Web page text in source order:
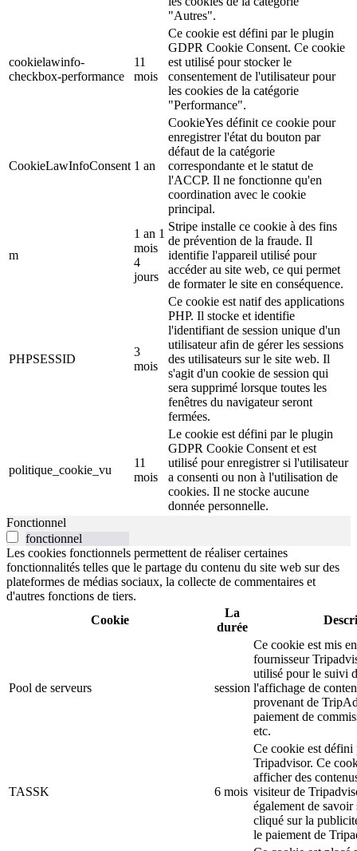
"Autres".
cookielawinfo-
checkbox-performance
11
mois
Ce cookie est défini par le plugin
GDPR Cookie Consent. Ce cookie
est utilisé pour stocker le
consentement de l'utilisateur pour
les cookies de la catégorie
"Performance".
CookieLawInfoConsent 1 an
CookieYes définit ce cookie pour
enregistrer l'état du bouton par
défaut de la catégorie
correspondante et le statut de
l'ACCP. Il ne fonctionne qu'en
coordination avec le cookie
principal.
m
1 an 1
mois
4
jours
Stripe installe ce cookie à des fins
de prévention de la fraude. Il
identifie l'appareil utilisé pour
accéder au site web, ce qui permet
de formater le site en conséquence.
PHPSESSID
3
mois
Ce cookie est natif des applications
PHP. Il stocke et identifie
l'identifiant de session unique d'un
utilisateur afin de gérer les sessions
des utilisateurs sur le site web. Il
s'agit d'un cookie de session qui
sera supprimé lorsque toutes les
fenêtres du navigateur seront
fermées.
politique_cookie_vu
11
mois
Le cookie est défini par le plugin
GDPR Cookie Consent et est
utilisé pour enregistrer si l'utilisateur
a consenti ou non à l'utilisation de
cookies. Il ne stocke aucune
donnée personnelle.
Fonctionnel
fonctionnel
Les cookies fonctionnels permettent de réaliser certaines
fonctionnalités telles que le partage du contenu du site web sur des
plateformes de médias sociaux, la collecte de commentaires et
d'autres fonctions de tiers.
Cookie
La
durée
Pool de serveurs session
Ce cookie est mis
fournisseur
utilisé pour le suivi
l'affichage de
provenant de
paiement de
etc.
TASSK 6 mois
Ce cookie est défini
Tripadvisor. Ce
afficher des
visiteur de
également de
cliqué sur la
le paiement de